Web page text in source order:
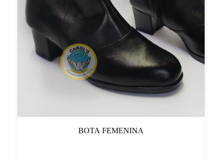
BOTA FEMENINA